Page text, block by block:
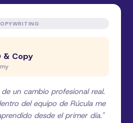
& Copy
un cambio profesional real.
del equipo de Rúcula me
desde el primer día."